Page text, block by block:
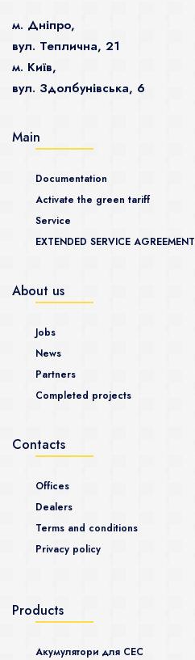
м. Дніпро,
вул. Теплична, 21
м. Київ,
вул. Здолбунівська, 6
Main
Documentation
Activate the green tariff
Service
EXTENDED SERVICE AGREEMENT
About us
Jobs
News
Partners
Completed projects
Contacts
Offices
Dealers
Terms and conditions
Privacy policy
Products
Акумулятори для СЕС